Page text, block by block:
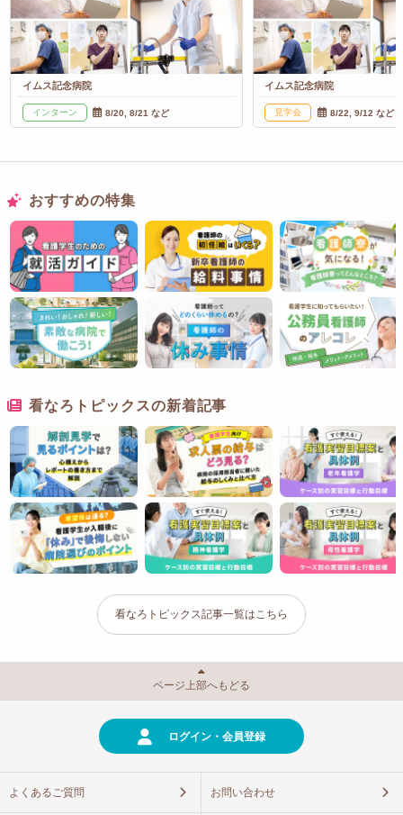
イムス記念病院
インターン 8/20, 8/21 など
イムス記念病院
見学会 8/22, 9/12 など
おすすめの特集
看なろトピックスの新着記事
看なろトピックス記事一覧はこちら
ページ上部へもどる
ログイン・会員登録
よくあるご質問 お問い合わせ